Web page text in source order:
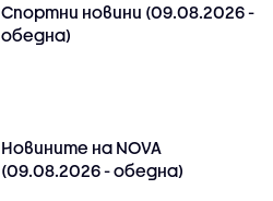
Спортни новини (09.08.2026 -
обедна)
Новините на NOVA
(09.08.2026 - обедна)